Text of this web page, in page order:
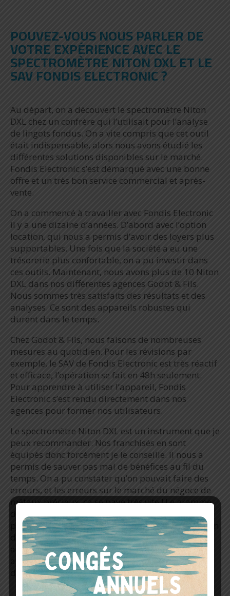
POUVEZ-VOUS NOUS PARLER DE
VOTRE EXPÉRIENCE AVEC LE
SPECTROMÈTRE NITON DXL ET LE
SAV FONDIS ELECTRONIC ?
Au départ, on a découvert le spectromètre Niton
DXL chez un confrère qui l’utilisait pour l’analyse
de lingots fondus. On a vite compris que cet outil
était indispensable, alors nous avons étudié les
différentes solutions disponibles sur le marché.
Fondis Electronic s’est démarqué avec une bonne
offre et un très bon service commercial et après-
vente.
On a commencé à travailler avec Fondis Electronic
il y a une dizaine d’années. D’abord avec l’option
location, qui nous a permis d’avoir des loyers plus
supportables. Une fois que la société a eu une
trésorerie plus confortable, on a pu investir dans
ces outils. Maintenant, nous avons plus de 10 Niton
DXL dans nos différentes agences Godot & Fils.
Nous sommes très satisfaits des résultats et des
analyses. Ce sont des appareils robustes qui
durent dans le temps.
Chez Godot & Fils, nous faisons de nombreuses
mesures au quotidien. Pour les révisions par
exemple, le SAV de Fondis Electronic est très réactif
et efficace, l’opération se fait en 48h seulement.
Pour apprendre à utiliser l’appareil, Fondis
Electronic s’est rendu directement dans nos
agences pour former nos utilisateurs.
Le spectromètre Niton DXL est un instrument que je
peux recommander. Nos franchisés en sont
équipés donc forcément je le conseille. Il nous a
permis de sauver pas mal de bénéfices au fil du
temps. On a pu constater qu’on pouvait faire des
erreurs, et les erreurs sur le marché du négoce de
métaux précieux, ça se paye très vite ! Le gramme
d’or est à 35 euros le carat, donc on peut vite
perdre beaucoup d’argent. C’est finalement un gain
de temps, donc je le recommande vivement. Il est
adapté à nos analyses et répond à toutes nos
attentes. On n’a jamais eu besoin d’un autre outil,
donc on est satisfaits.